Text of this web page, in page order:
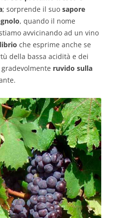
; sorprende il suo sapore
, quando il nome
avvicinando ad un vino
che esprime anche se
della bassa acidità e dei
ruvido sulla